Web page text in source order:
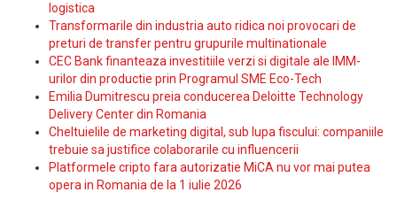
logistica
Transformarile din industria auto ridica noi provocari de
preturi de transfer pentru grupurile multinationale
CEC Bank finanteaza investitiile verzi si digitale ale IMM-
urilor din productie prin Programul SME Eco-Tech
Emilia Dumitrescu preia conducerea Deloitte Technology
Delivery Center din Romania
Cheltuielile de marketing digital, sub lupa fiscului: companiile
trebuie sa justifice colaborarile cu influencerii
Platformele cripto fara autorizatie MiCA nu vor mai putea
opera in Romania de la 1 iulie 2026